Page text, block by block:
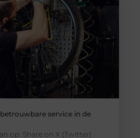
service in de
op: Share on X (Twitter)